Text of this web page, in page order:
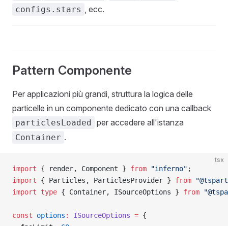
configs.stars , ecc.
Pattern Componente
Per applicazioni più grandi, struttura la logica delle
particelle in un componente dedicato con una callback
particlesLoaded per accedere all'istanza
Container .
tsx
import { render, Component } from "inferno" ;
import { Particles, ParticlesProvider } from
import type { Container, ISourceOptions } from
const options : ISourceOptions = {